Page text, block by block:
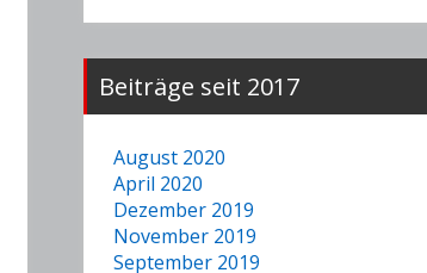
Beiträge seit 2017
August 2020
April 2020
Dezember 2019
November 2019
September 2019